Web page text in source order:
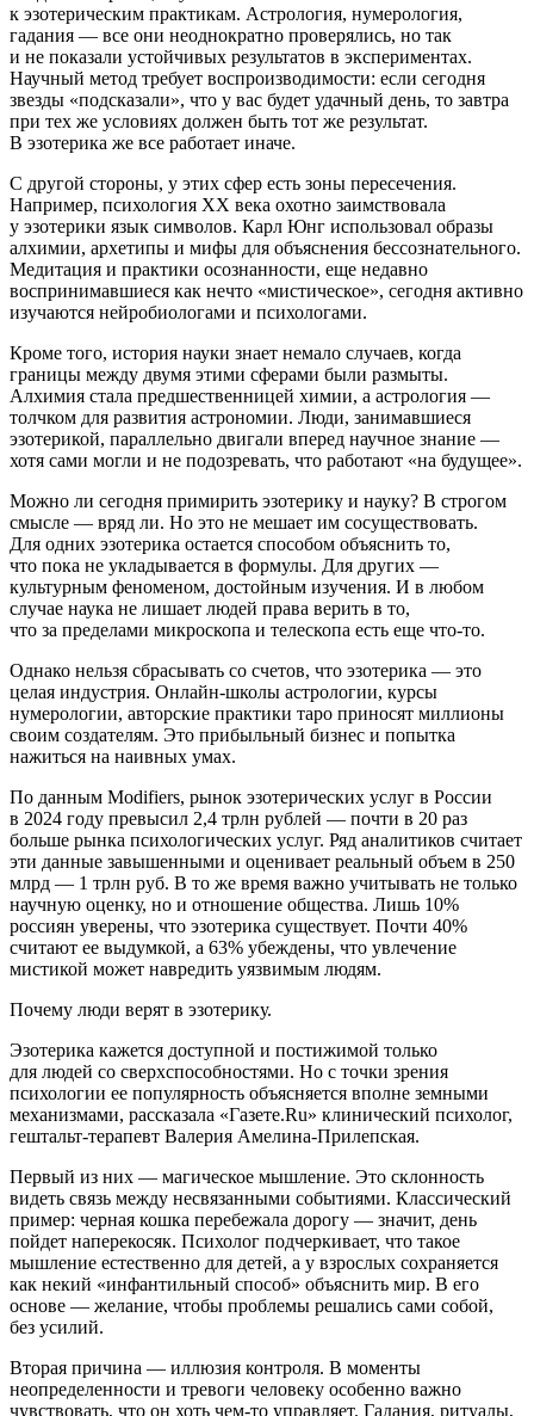
к эзотерическим практикам. Астрология, нумерология,
гадания — все они неоднократно проверялись, но так
и не показали устойчивых результатов в экспериментах.
Научный метод требует воспроизводимости: если сегодня
звезды «подсказали», что у вас будет удачный день, то завтра
при тех же условиях должен быть тот же результат.
В эзотерика же все работает иначе.
С другой стороны, у этих сфер есть зоны пересечения.
Например, психология XX века охотно заимствовала
у эзотерики язык символов. Карл Юнг использовал образы
алхимии, архетипы и мифы для объяснения бессознательного.
Медитация и практики осознанности, еще недавно
воспринимавшиеся как нечто «мистическое», сегодня активно
изучаются нейробиологами и психологами.
Кроме того, история науки знает немало случаев, когда
границы между двумя этими сферами были размыты.
Алхимия стала предшественницей химии, а астрология —
толчком для развития астрономии. Люди, занимавшиеся
эзотерикой, параллельно двигали вперед научное знание —
хотя сами могли и не подозревать, что работают «на будущее».
Можно ли сегодня примирить эзотерику и науку? В строгом
смысле — вряд ли. Но это не мешает им сосуществовать.
Для одних эзотерика остается способом объяснить то,
что пока не укладывается в формулы. Для других —
культурным феноменом, достойным изучения. И в любом
случае наука не лишает людей права верить в то,
что за пределами микроскопа и телескопа есть еще что-то.
Однако нельзя сбрасывать со счетов, что эзотерика — это
целая индустрия. Онлайн-школы астрологии, курсы
нумерологии, авторские практики таро приносят миллионы
своим создателям. Это прибыльный бизнес и попытка
нажиться на наивных умах.
По данным Modifiers, рынок эзотерических услуг в России
в 2024 году превысил 2,4 трлн рублей — почти в 20 раз
больше рынка психологических услуг. Ряд аналитиков считает
эти данные завышенными и оценивает реальный объем в 250
млрд — 1 трлн руб. В то же время важно учитывать не только
научную оценку, но и отношение общества. Лишь 10%
россиян уверены, что эзотерика существует. Почти 40%
считают ее выдумкой, а 63% убеждены, что увлечение
мистикой может навредить уязвимым людям.
Почему люди верят в эзотерику.
Эзотерика кажется доступной и постижимой только
для людей со сверхспособностями. Но с точки зрения
психологии ее популярность объясняется вполне земными
механизмами, рассказала «Газете.Ru» клинический психолог,
гештальт-терапевт Валерия Амелина-Прилепская.
Первый из них — магическое мышление. Это склонность
видеть связь между несвязанными событиями. Классический
пример: черная кошка перебежала дорогу — значит, день
пойдет наперекосяк. Психолог подчеркивает, что такое
мышление естественно для детей, а у взрослых сохраняется
как некий «инфантильный способ» объяснить мир. В его
основе — желание, чтобы проблемы решались сами собой,
без усилий.
Вторая причина — иллюзия контроля. В моменты
неопределенности и тревоги человеку особенно важно
чувствовать, что он хоть чем-то управляет. Гадания, ритуалы,